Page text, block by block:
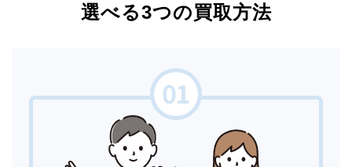
選べる3つの買取方法